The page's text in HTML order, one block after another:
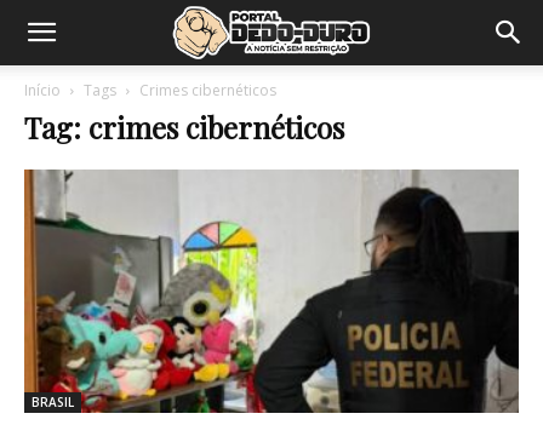
Início Tags Crimes cibernéticos
Tag: crimes cibernéticos
BRASIL